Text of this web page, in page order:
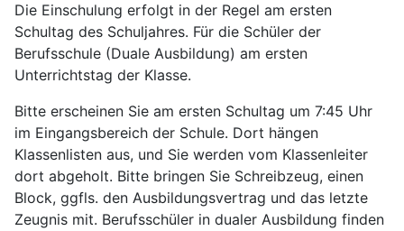
Die Einschulung erfolgt in der Regel am ersten
Schultag des Schuljahres. Für die Schüler der
Berufsschule (Duale Ausbildung) am ersten
Unterrichtstag der Klasse.
Bitte erscheinen Sie am ersten Schultag um 7:45 Uhr
im Eingangsbereich der Schule. Dort hängen
Klassenlisten aus, und Sie werden vom Klassenleiter
dort abgeholt. Bitte bringen Sie Schreibzeug, einen
Block, ggfls. den Ausbildungsvertrag und das letzte
Zeugnis mit. Berufsschüler in dualer Ausbildung finden